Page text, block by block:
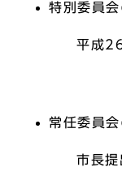
特別委員
平成26年
常任委員
市長提出